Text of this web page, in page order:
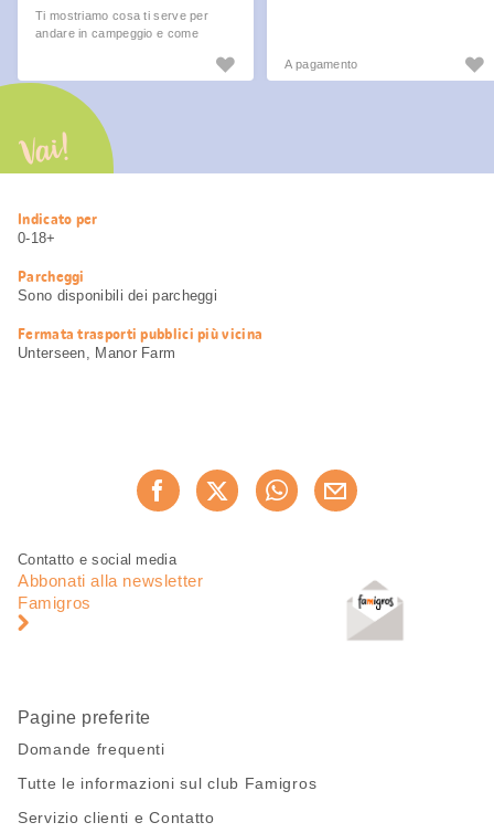
Ti mostriamo cosa ti serve per
andare in campeggio e come
A pagamento
Vai!
Informazioni
utili
Indicato per
0-18+
Parcheggi
Sono disponibili dei parcheggi
Fermata trasporti pubblici più vicina
Unterseen, Manor Farm
Consiglia ora
Piè
pagina
Navigazione
pagina
Contatto e social media
Abbonati alla newsletter
Famigros
Pagine preferite
Domande frequenti
Tutte le informazioni sul club Famigros
Servizio clienti e Contatto